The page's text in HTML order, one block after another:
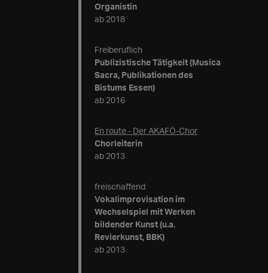
Organistin
ab 2018
Freiberuflich
Publizistische Tätigkeit (Musica
Sacra, Publikationen des
Bistums Essen)
ab 2016
En route - Der AKAFÖ-Chor
Chorleiterin
ab 2013
freischaffend
Vokalimprovisation im
Wechselspiel mit Werken
bildender Kunst (u.a.
Revierkunst, BBK)
ab 2013